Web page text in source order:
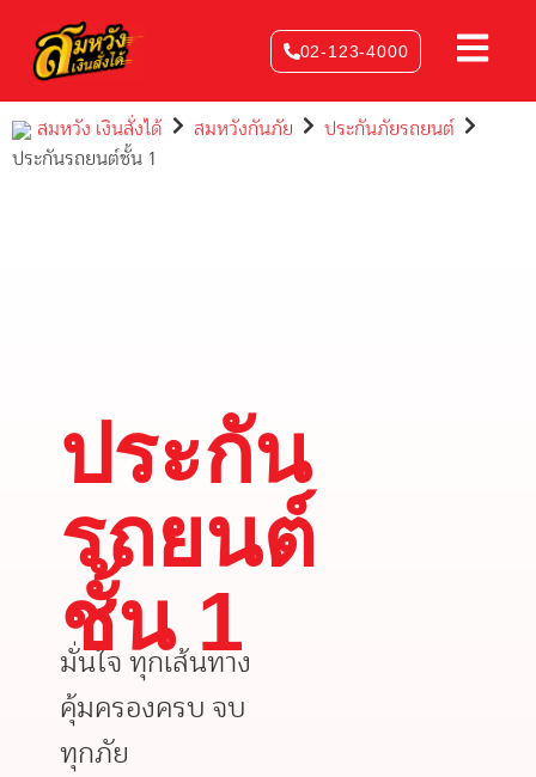
content
02-123-4000
สมหวัง เงินสั่งได้ สมหวังกันภัย
ประกันภัยรถยนต์
ประกันรถยนต์ชั้น 1
ประกัน
รถยนต์
ชั้น 1
มั่นใจ ทุกเส้นทาง
คุ้มครองครบ จบ
ทุกภัย